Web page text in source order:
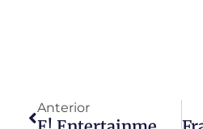
Anterior